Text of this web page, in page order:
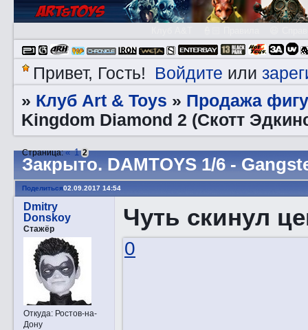
Привет, Гость! Войдите или
» Клуб Art & Toys » Продажа
Kingdom Diamond 2 (Скотт
Закрытo. DAMTOYS 1/6 -
Страница:« 1 2
Поделиться02.09.2017 14:54
Dmitry
Donskoy
Стажёр
Откуда:Ростов-на-
Дону
Чуть скинул
0